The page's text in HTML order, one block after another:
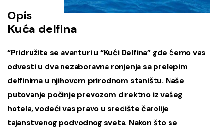
Opis
Kuća delfina
“Pridružite se avanturi u “Kući Delfina” gde ćemo vas
odvesti u dva nezaboravna ronjenja sa prelepim
delfinima u njihovom prirodnom staništu. Naše
putovanje počinje prevozom direktno iz vašeg
hotela, vodeći vas pravo u središte čarolije
tajanstvenog podvodnog sveta. Nakon što se